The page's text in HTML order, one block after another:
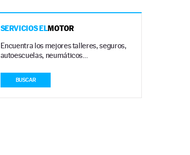
SERVICIOS ELMOTOR
Encuentra los mejores talleres, seguros,
autoescuelas, neumáticos…
BUSCAR